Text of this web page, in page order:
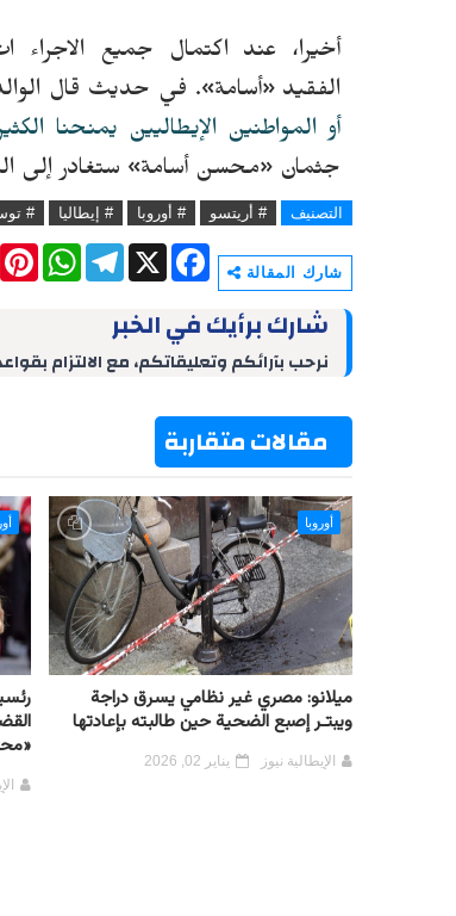
أخيرا، عند اكتمال جميع الاجراء
الفقيد«أسامة». في حديث قال
أو المواطنين الإيطاليين يمنحنا
جثمان «محسن أسامة» ستغادر إلى
التصنيف # أريتسو # أوروبا # إيطاليا #
شارك المقالة
P
e
W
h
p
T
e
g
a
X
F
a
b
o
شارك برأيك في الخبر
نرحب بآرائكم وتعليقاتكم، مع الالتزام
مقالات متقاربة
أوروبا
ميلانو: مصري غير نظامي يسرق دراجة
ويبتـر إصبع الضحية حين طالبته بإعادتها
الإيطالية نيوز يناير 02, 2026